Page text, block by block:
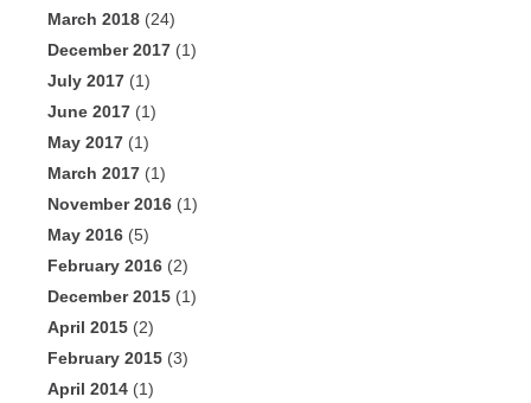
March 2018 (24)
December 2017 (1)
July 2017 (1)
June 2017 (1)
May 2017 (1)
March 2017 (1)
November 2016 (1)
May 2016 (5)
February 2016 (2)
December 2015 (1)
April 2015 (2)
February 2015 (3)
April 2014 (1)